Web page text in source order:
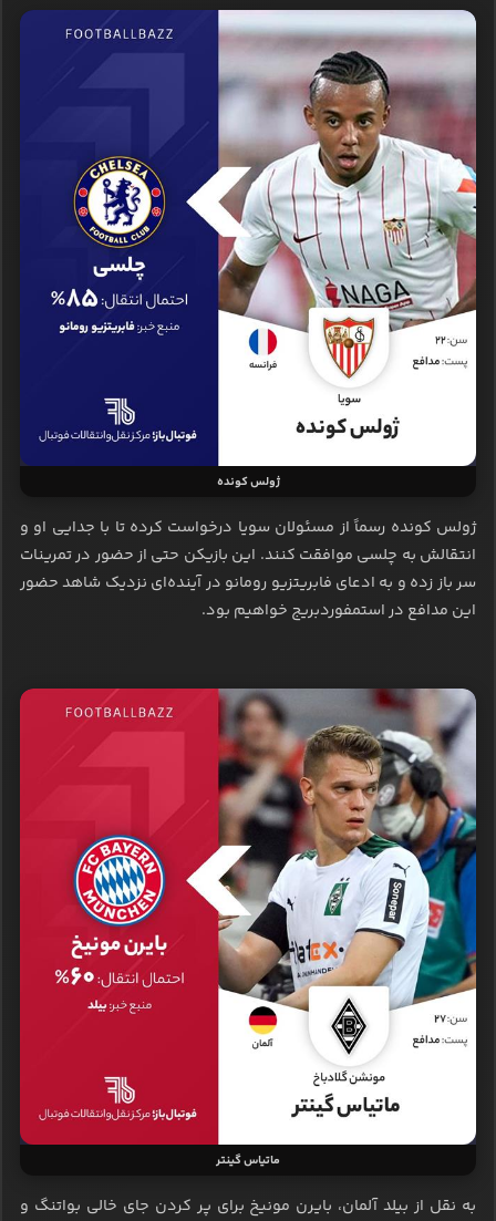
ژولس کونده
ژولس کونده رسماً از مسئولان سویا درخواست کرده تا با جدایی او و
انتقالش به چلسی موافقت کنند. این بازیکن حتی از حضور در تمرینات
سر باز زده و به ادعای فابریتزیو رومانو در آینده‌ای نزدیک شاهد حضور
این مدافع در استمفوردبریج خواهیم بود.
ماتیاس گینتر
به نقل از بیلد آلمان، بایرن مونیخ برای پر کردن جای خالی بواتنگ و